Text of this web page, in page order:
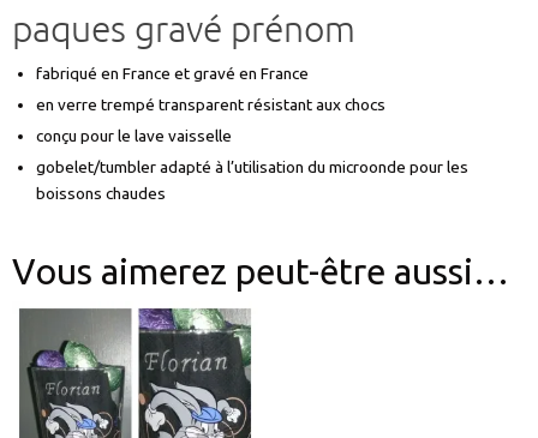
paques gravé prénom
fabriqué en France et gravé en France
en verre trempé transparent résistant aux chocs
conçu pour le lave vaisselle
gobelet/tumbler adapté à l’utilisation du microonde pour les
boissons chaudes
Vous aimerez peut-être aussi…